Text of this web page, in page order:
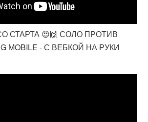
СТАРТА 😍🙌 СОЛО ПРОТИВ
MOBILE - С ВЕБКОЙ НА РУКИ